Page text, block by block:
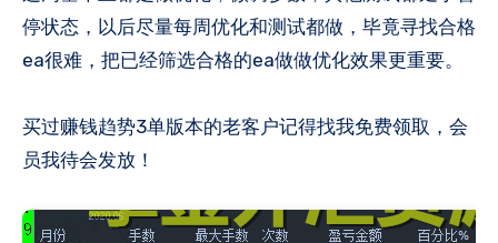
停状态，以后尽量每周优化和测试都做，毕竟寻找合格
ea很难，把已经筛选合格的ea做做优化效果更重要。
买过赚钱趋势3单版本的老客户记得找我免费领取，会
员我待会发放！